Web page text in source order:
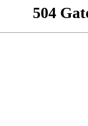
504